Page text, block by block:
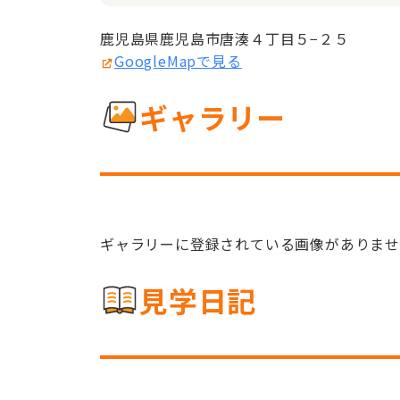
鹿児島県鹿児島市唐湊４丁目５−２５
GoogleMapで見る
ギャラリー
ギャラリーに登録されている画像がありま
見学日記